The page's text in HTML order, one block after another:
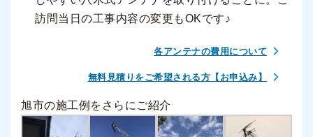
訪問当日の工事内容の変更もOKです♪
各アンテナの費用について
無料見積りをご希望される方【お申込み】
旭市の施工例をさらにご紹介